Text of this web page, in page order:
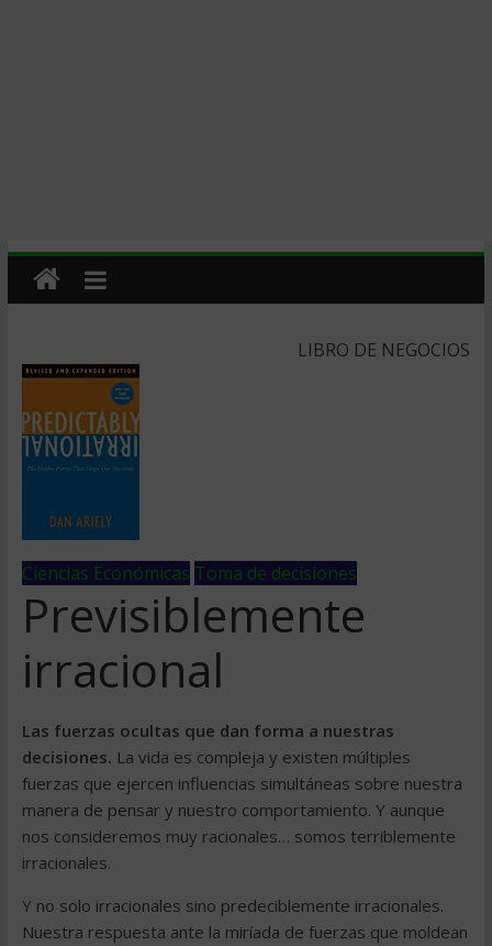
LIBRO DE NEGOCIOS
Ciencias Económicas Toma de decisiones
Previsiblemente
irracional
Las fuerzas ocultas que dan forma a nuestras
decisiones. La vida es compleja y existen múltiples
fuerzas que ejercen influencias simultáneas sobre nuestra
manera de pensar y nuestro comportamiento. Y aunque
nos consideremos muy racionales… somos terriblemente
irracionales.
Y no solo irracionales sino predeciblemente irracionales.
Nuestra respuesta ante la miríada de fuerzas que moldean